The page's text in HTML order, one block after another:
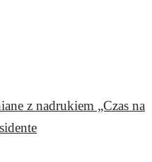
z nadrukiem „Czas na